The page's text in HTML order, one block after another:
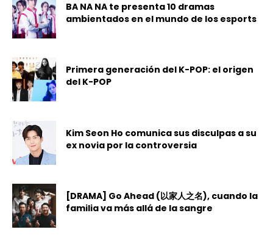
BA NA NA te presenta 10 dramas
ambientados en el mundo de los esports
Primera generación del K-POP: el origen
del K-POP
Kim Seon Ho comunica sus disculpas a su
ex novia por la controversia
[DRAMA] Go Ahead (以家人之名), cuando la
familia va más allá de la sangre